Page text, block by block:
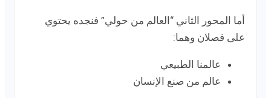
أما المحور الثاني “العالم من حولي” فنجده يحتوي
على فصلان وهما:
عالمنا الطبيعي
عالم من صنع الإنسان